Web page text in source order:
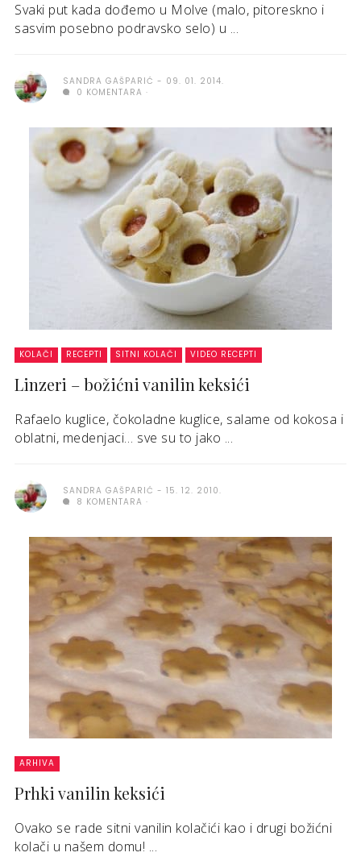
Svaki put kada dođemo u Molve (malo, pitoreskno i
sasvim posebno podravsko selo) u ...
SANDRA GAŠPARIĆ
09. 01. 2014.
0 KOMENTARA
KOLAČI RECEPTI SITNI KOLAČI VIDEO RECEPTI
Linzeri – božićni vanilin keksići
Rafaelo kuglice, čokoladne kuglice, salame od kokosa i
oblatni, medenjaci… sve su to jako ...
SANDRA GAŠPARIĆ
15. 12. 2010.
8 KOMENTARA
ARHIVA
Prhki vanilin keksići
Ovako se rade sitni vanilin kolačići kao i drugi božićni
kolači u našem domu! ...